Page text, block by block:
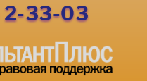
2-33-03